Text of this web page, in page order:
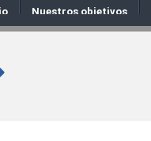
Nuestros objetivos